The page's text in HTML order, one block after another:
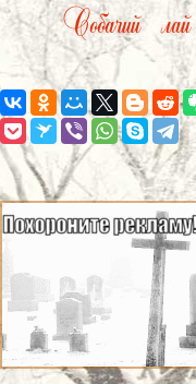
Собачий